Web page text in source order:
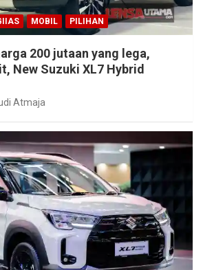
MOBIL PILIHAN
200 jutaan yang lega,
New Suzuki XL7 Hybrid
Atmaja